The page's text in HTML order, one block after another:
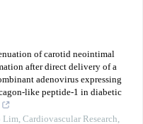
of carotid neointimal
after direct delivery of a
adenovirus expressing
like peptide-1 in diabetic
Lim, Cardiovascular Research,